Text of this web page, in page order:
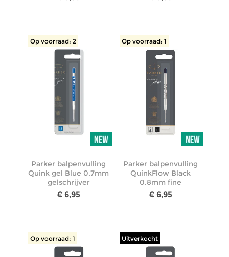
Op voorraad: 2
Parker balpenvulling
Quink gel Blue 0.7mm
gelschrijver
€ 6,95
Op voorraad: 1
Parker balpenvulling
QuinkFlow Black
0.8mm fine
€ 6,95
Op voorraad: 1 Uitverkocht